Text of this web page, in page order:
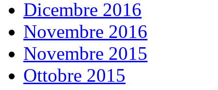
Dicembre 2016
Novembre 2016
Novembre 2015
Ottobre 2015